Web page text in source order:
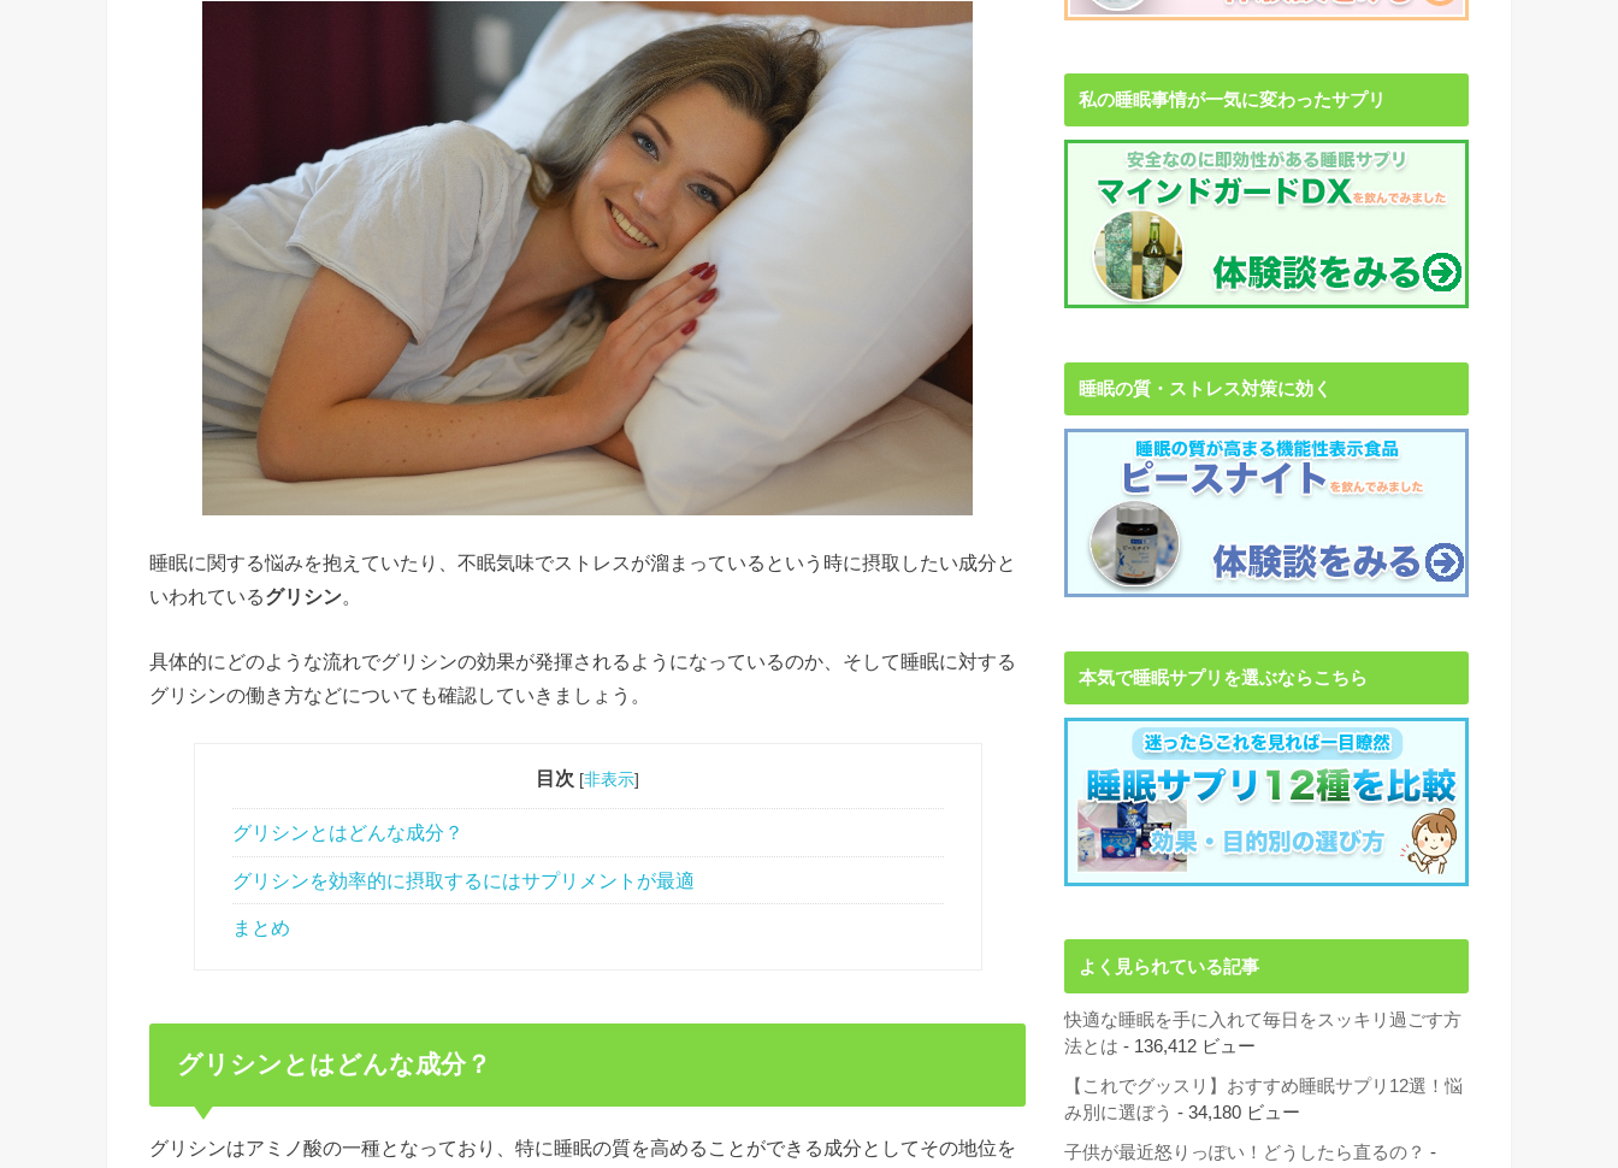
睡眠に関する悩みを抱えていたり、不眠気味でストレスが溜まっているという時に摂取したい成分と
いわれているグリシン
具体的にどのような流れでグリシンの効果が発揮されるようになっているのか、そして睡眠に対する
グリシンの働き方などについても確認していきましょう。
目次 [非表示]
グリシンとはどんな成分？
グリシンを効率的に摂取するにはサプリメントが最適
まとめ
グリシンとはどんな成分？
グリシンはアミノ酸の一種となっており、特に睡眠の質を高めることができる成分としてその地位を
私の睡眠事情が一気に変わったサプリ
睡眠の質・ストレス対策に効く
本気で睡眠サプリを選ぶならこちら
よく見られている記事
快適な睡眠を手に入れて毎日をスッキリ過ごす方
法とは - 136,412 ビュー
【これでグッスリ】おすすめ睡眠サプリ12選！悩
み別に選ぼう - 34,180 ビュー
子供が最近怒りっぽい！どうしたら直るの？ -